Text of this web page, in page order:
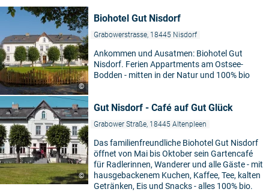
©
Biohotel Gut Nisdorf
Grabowerstrasse, 18445 Nisdorf
Ankommen und Ausatmen: Biohotel Gut
Nisdorf. Ferien Appartments am Ostsee-
Bodden - mitten in der Natur und 100% bio
©
Gut Nisdorf - Café auf Gut Glück
Grabower Straße, 18445 Altenpleen
Das familienfreundliche Biohotel Gut Nisdorf
öffnet von Mai bis Oktober sein Gartencafé
für Radlerinnen, Wanderer und alle Gäste - mit
hausgebackenem Kuchen, Kaffee, Tee, kalten
Getränken, Eis und Snacks - alles 100% bio.